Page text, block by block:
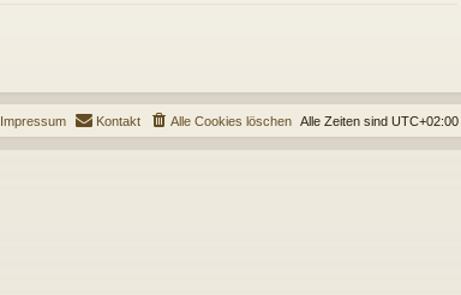
Alle Zeiten sind UTC+02:00
Alle Cookies löschen
Kontakt
Impressum